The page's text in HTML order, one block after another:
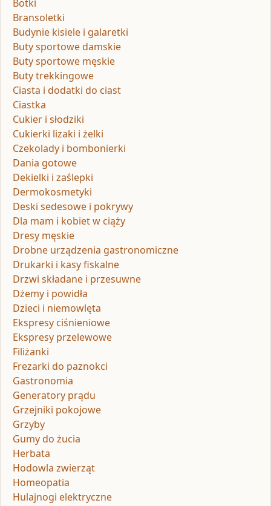
Botki
Bransoletki
Budynie kisiele i galaretki
Buty sportowe damskie
Buty sportowe męskie
Buty trekkingowe
Ciasta i dodatki do ciast
Ciastka
Cukier i słodziki
Cukierki lizaki i żelki
Czekolady i bombonierki
Dania gotowe
Dekielki i zaślepki
Dermokosmetyki
Deski sedesowe i pokrywy
Dla mam i kobiet w ciąży
Dresy męskie
Drobne urządzenia gastronomiczne
Drukarki i kasy fiskalne
Drzwi składane i przesuwne
Dżemy i powidła
Dzieci i niemowlęta
Ekspresy ciśnieniowe
Ekspresy przelewowe
Filiżanki
Frezarki do paznokci
Gastronomia
Generatory prądu
Grzejniki pokojowe
Grzyby
Gumy do żucia
Herbata
Hodowla zwierząt
Homeopatia
Hulajnogi elektryczne